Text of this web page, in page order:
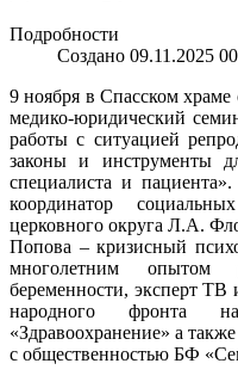
Подробности
Создано 09.11.2025
9 ноября в Спасском
медико-юридический
работы с ситуацией
законы и инструменты
специалиста и
координатор
церковного округа Л.А.
Попова – кризисный
многолетним
беременности, эксперт ТВ
народного фронта
«Здравоохранение» а
с общественностью БФ